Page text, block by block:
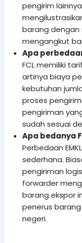
pengirim
barang
mengangkut
Apa
FCL memiliki
artinya biaya
kebutuhan
proses
pengiriman
sudah sesuai
Apa bedanya
Perbedaan
sederhana.
pengiriman
forwarder
barang ekspor
penerus
negeri.